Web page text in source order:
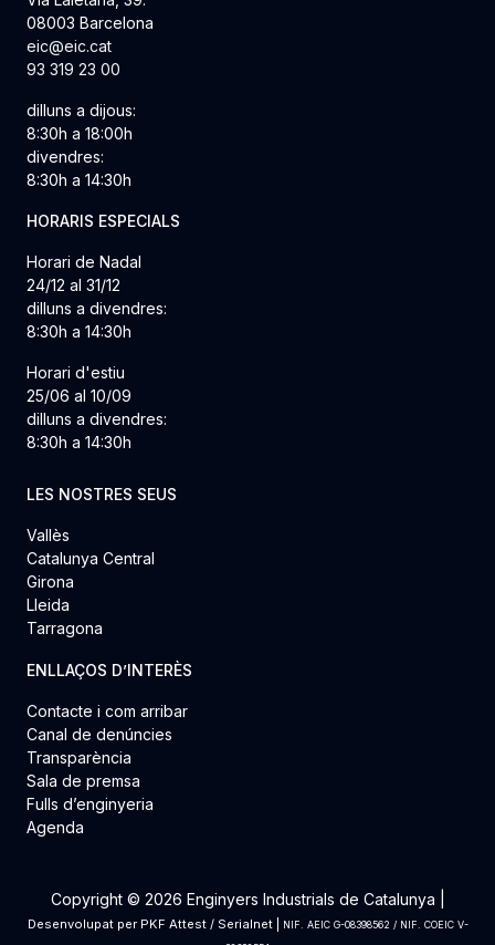
08003 Barcelona
eic@eic.cat
93 319 23 00
dilluns a dijous:
8:30h a 18:00h
divendres:
8:30h a 14:30h
HORARIS ESPECIALS
Horari de Nadal
24/12 al 31/12
dilluns a divendres:
8:30h a 14:30h
Horari d'estiu
25/06 al 10/09
dilluns a divendres:
8:30h a 14:30h
LES NOSTRES SEUS
Vallès
Catalunya Central
Girona
Lleida
Tarragona
ENLLAÇOS D’INTERÈS
Contacte i com arribar
Canal de denúncies
Transparència
Sala de premsa
Fulls d’enginyeria
Agenda
Copyright © 2026 Enginyers Industrials de Catalunya |
Desenvolupat per PKF Attest/ Serialnet|
NIF. AEIC G-08398562 / NIF. COEIC V-